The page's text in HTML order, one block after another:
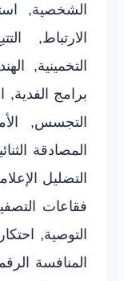
الشخصية,
الارتباط,
التخمينية,
برامج
التجسس,
المصادقة
التضليل
فقاعات
التوصية,
المنافسة